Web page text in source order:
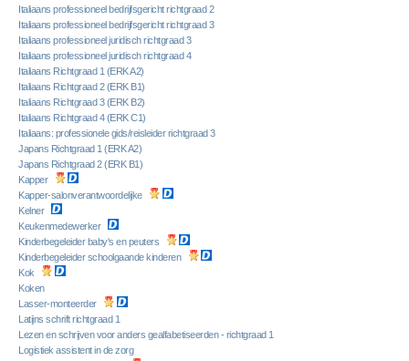
Italiaans professioneel bedrijfsgericht richtgraad 2
Italiaans professioneel bedrijfsgericht richtgraad 3
Italiaans professioneel juridisch richtgraad 3
Italiaans professioneel juridisch richtgraad 4
Italiaans Richtgraad 1 (ERK A2)
Italiaans Richtgraad 2 (ERK B1)
Italiaans Richtgraad 3 (ERK B2)
Italiaans Richtgraad 4 (ERK C1)
Italiaans: professionele gids/reisleider richtgraad 3
Japans Richtgraad 1 (ERK A2)
Japans Richtgraad 2 (ERK B1)
Kapper
Kapper-salonverantwoordelijke
Kelner
Keukenmedewerker
Kinderbegeleider baby's en peuters
Kinderbegeleider schoolgaande kinderen
Kok
Koken
Lasser-monteerder
Latijns schrift richtgraad 1
Lezen en schrijven voor anders gealfabetiseerden - richtgraad 1
Logistiek assistent in de zorg